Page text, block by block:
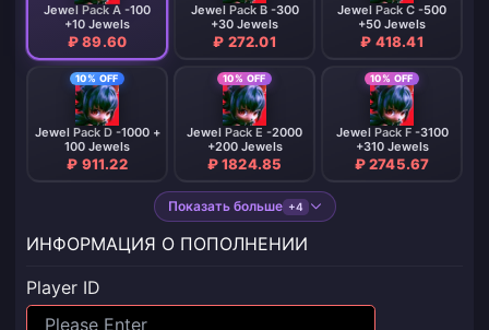
Jewel Pack A -100
+10 Jewels
₽ 89.60
Jewel Pack B -300
+30 Jewels
₽ 272.01
Jewel Pack C -500
+50 Jewels
₽ 418.41
10% OFF
Jewel Pack D -1000 +
100 Jewels
₽ 911.22
10% OFF
Jewel Pack E -2000
+200 Jewels
₽ 1824.85
10% OFF
Jewel Pack F -3100
+310 Jewels
₽ 2745.67
Показать больше +4
ИНФОРМАЦИЯ О ПОПОЛНЕНИИ
Player ID